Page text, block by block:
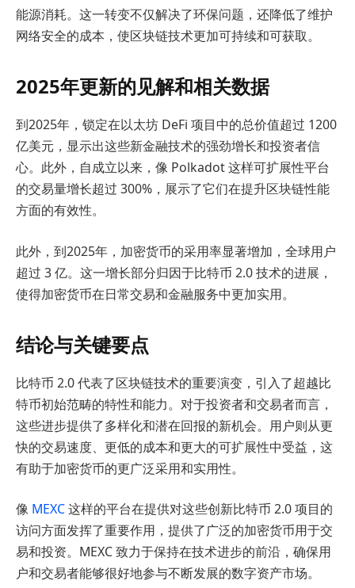
能源消耗。这一转变不仅解决了环保问题，还降低了维护
网络安全的成本，使区块链技术更加可持续和可获取。
2025年更新的见解和相关数据
到2025年，锁定在以太坊 DeFi 项目中的总价值超过 1200
亿美元，显示出这些新金融技术的强劲增长和投资者信
心。此外，自成立以来，像 Polkadot 这样可扩展性平台
的交易量增长超过 300%，展示了它们在提升区块链性能
方面的有效性。
此外，到2025年，加密货币的采用率显著增加，全球用户
超过 3 亿。这一增长部分归因于比特币 2.0 技术的进展，
使得加密货币在日常交易和金融服务中更加实用。
结论与关键要点
比特币 2.0 代表了区块链技术的重要演变，引入了超越比
特币初始范畴的特性和能力。对于投资者和交易者而言，
这些进步提供了多样化和潜在回报的新机会。用户则从更
快的交易速度、更低的成本和更大的可扩展性中受益，这
有助于加密货币的更广泛采用和实用性。
像 MEXC这样的平台在提供对这些创新比特币 2.0 项目的
访问方面发挥了重要作用，提供了广泛的加密货币用于交
易和投资。MEXC 致力于保持在技术进步的前沿，确保用
户和交易者能够很好地参与不断发展的数字资产市场。